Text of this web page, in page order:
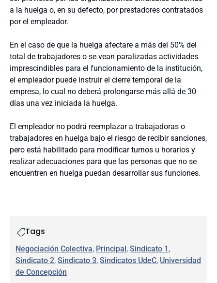
a la huelga o, en su defecto, por prestadores contratados
por el empleador.
En el caso de que la huelga afectare a más del 50% del
total de trabajadores o se vean paralizadas actividades
imprescindibles para el funcionamiento de la institución,
el empleador puede instruir el cierre temporal de la
empresa, lo cual no deberá prolongarse más allá de 30
días una vez iniciada la huelga.
El empleador no podrá reemplazar a trabajadoras o
trabajadores en huelga bajo el riesgo de recibir sanciones,
pero está habilitado para modificar turnos u horarios y
realizar adecuaciones para que las personas que no se
encuentren en huelga puedan desarrollar sus funciones.
Tags
Negociación Colectiva, Principal , Sindicato 1
Sindicato 2, Sindicato 3, Sindicatos UdeC, Universidad
de Concepción